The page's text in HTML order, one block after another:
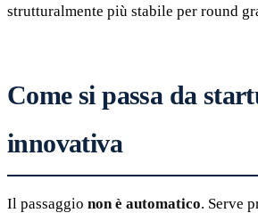
strutturalmente più stabile per round
Come si passa da
innovativa
Il passaggio non è automatico. Serve